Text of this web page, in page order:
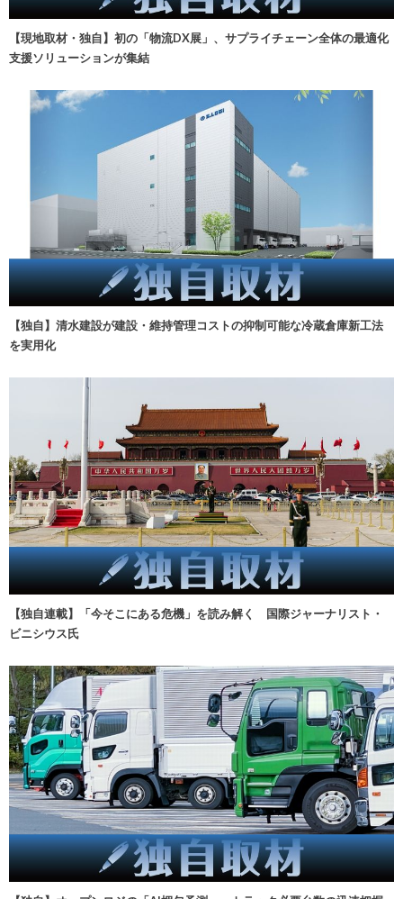
【現地取材・独自】初の「物流DX展」、サプライチェーン全体の最適化
支援ソリューションが集結
【独自】清水建設が建設・維持管理コストの抑制可能な冷蔵倉庫新工法
を実用化
【独自連載】「今そこにある危機」を読み解く 国際ジャーナリスト・
ビニシウス氏